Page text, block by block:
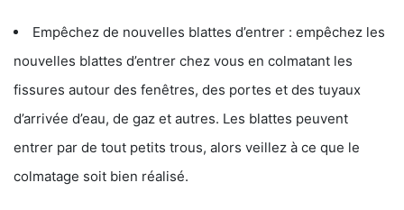
Empêchez de nouvelles blattes d’entrer : empêchez les
nouvelles blattes d’entrer chez vous en colmatant les
fissures autour des fenêtres, des portes et des tuyaux
d’arrivée d’eau, de gaz et autres. Les blattes peuvent
entrer par de tout petits trous, alors veillez à ce que le
colmatage soit bien réalisé.